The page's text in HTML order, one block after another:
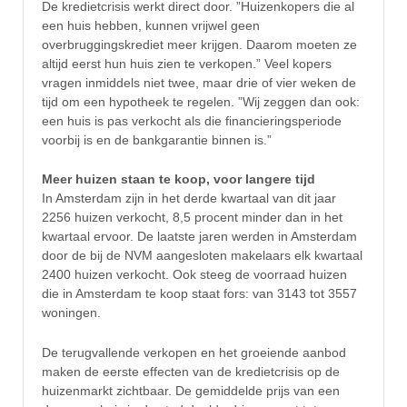
De kredietcrisis werkt direct door. ”Huizenkopers die al
een huis hebben, kunnen vrijwel geen
overbruggingskrediet meer krijgen. Daarom moeten ze
altijd eerst hun huis zien te verkopen.” Veel kopers
vragen inmiddels niet twee, maar drie of vier weken de
tijd om een hypotheek te regelen. ”Wij zeggen dan ook:
een huis is pas verkocht als die financieringsperiode
voorbij is en de bankgarantie binnen is.”
Meer huizen staan te koop, voor langere tijd
In Amsterdam zijn in het derde kwartaal van dit jaar
2256 huizen verkocht, 8,5 procent minder dan in het
kwartaal ervoor. De laatste jaren werden in Amsterdam
door de bij de NVM aangesloten makelaars elk kwartaal
2400 huizen verkocht. Ook steeg de voorraad huizen
die in Amsterdam te koop staat fors: van 3143 tot 3557
woningen.
De terugvallende verkopen en het groeiende aanbod
maken de eerste effecten van de kredietcrisis op de
huizenmarkt zichtbaar. De gemiddelde prijs van een